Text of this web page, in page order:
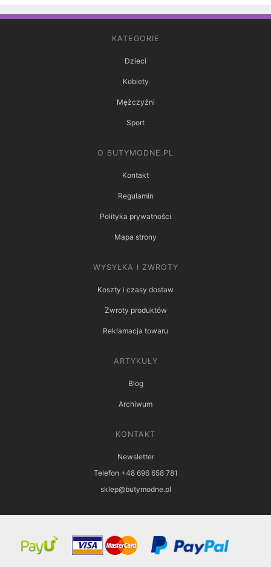
KATEGORIE
Dzieci
Kobiety
Mężczyźni
Sport
O BUTYMODNE.PL
Kontakt
Regulamin
Polityka prywatności
Mapa strony
WYSYŁKA I ZWROTY
Koszty i czasy dostaw
Zwroty produktów
Reklamacja towaru
ARTYKUŁY
Blog
Archiwum
KONTAKT
Newsletter
Telefon +48 696 658 781
sklep@butymodne.pl